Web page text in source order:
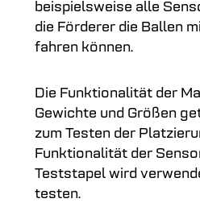
beispielsweise alle
die Förderer die Ballen
fahren können.
Die Funktionalität der
Gewichte und Größen
zum Testen der
Funktionalität der
Teststapel wird
testen.